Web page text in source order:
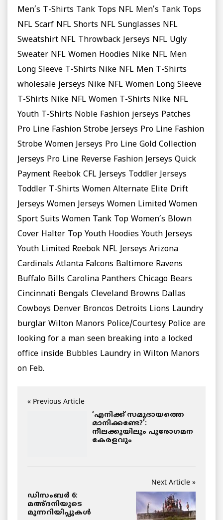
Men’s T-Shirts Tank Tops NFL Men’s Tank Tops
NFL Scarf NFL Shorts NFL Sunglasses NFL
Sweatshirt NFL Throwback Jerseys NFL Ugly
Sweater NFL Women Hoodies Nike NFL Men
Long Sleeve T-Shirts Nike NFL Men T-Shirts
wholesale jerseys Nike NFL Women Long Sleeve
T-Shirts Nike NFL Women T-Shirts Nike NFL
Youth T-Shirts Noble Fashion jerseys Patches
Pro Line Fashion Strobe Jerseys Pro Line Fashion
Strobe Women Jerseys Pro Line Gold Collection
Jerseys Pro Line Reverse Fashion Jerseys Quick
Payment Reebok CFL Jerseys Toddler Jerseys
Toddler T-Shirts Women Alternate Elite Drift
Jerseys Women Jerseys Women Limited Women
Sport Suits Women Tank Top Women’s Blown
Cover Halter Top Youth Hoodies Youth Jerseys
Youth Limited Reebok NFL Jerseys Arizona
Cardinals Atlanta Falcons Baltimore Ravens
Buffalo Bills Carolina Panthers Chicago Bears
Cincinnati Bengals Cleveland Browns Dallas
Cowboys Denver Broncos Detroits Lions Laundry
burglar Wilton Manors Police/Courtesy Police are
looking for a man seen breaking into a locked
office inside Bubbles Laundry in Wilton Manors
on Feb.
« Previous Article
‘എനിക്ക് സമുദായത്തെ
മാനിക്കണ്ടേ?’:
നീലക്കുയിലും പുരോഗമന
കേരളവും
Next Article »
ഡിസംബര്‍ 6:
മഅ്ദനിയുടെ
മുന്നറിയിപ്പുകള്‍